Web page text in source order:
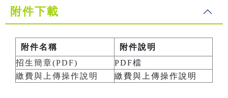
附件下載
附件名稱
附件說明
招生簡章(PDF)
PDF檔
繳費與上傳操作說明
繳費與上傳操作說明